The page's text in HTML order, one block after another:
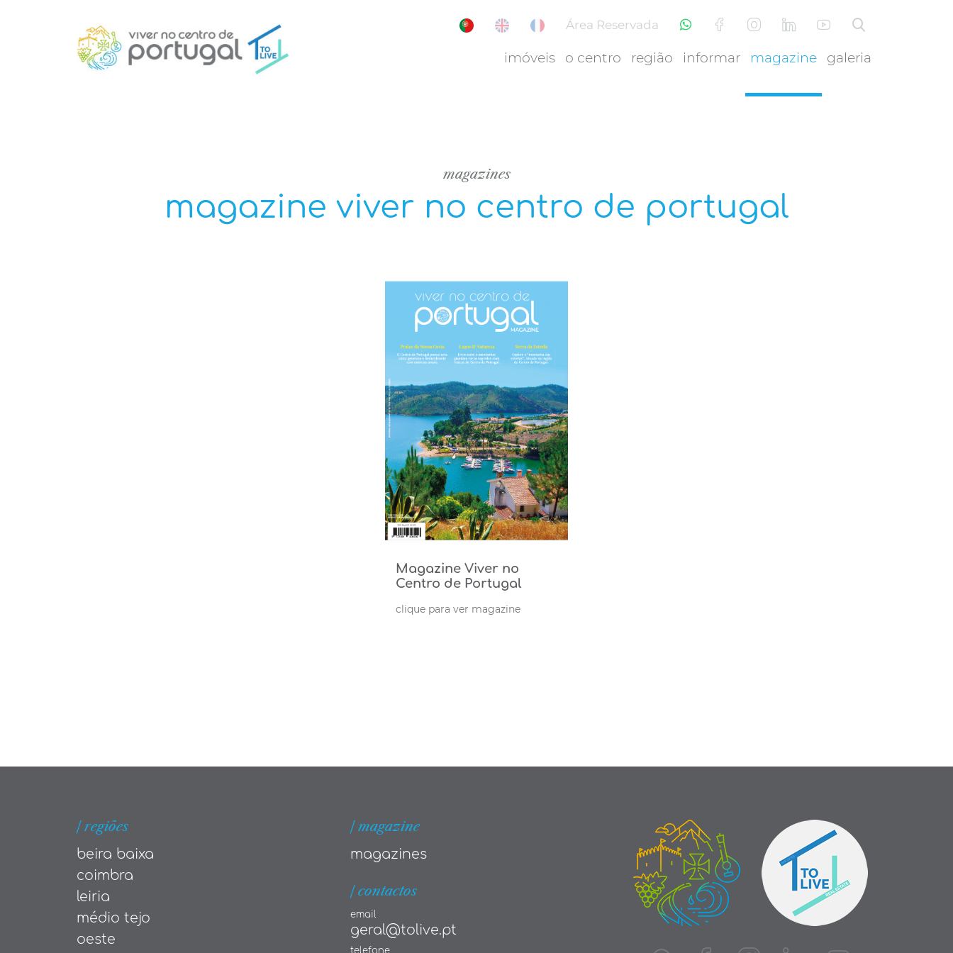
Área Reservada
imóveis o centro região informar magazine galeria
magazines
magazine viver no centro de portugal
Magazine Viver no
Centro de Portugal
clique para ver magazine
| regiões
beira baixa
coimbra
leiria
médio tejo
oeste
| magazine
magazines
| contactos
email
geral@tolive.pt